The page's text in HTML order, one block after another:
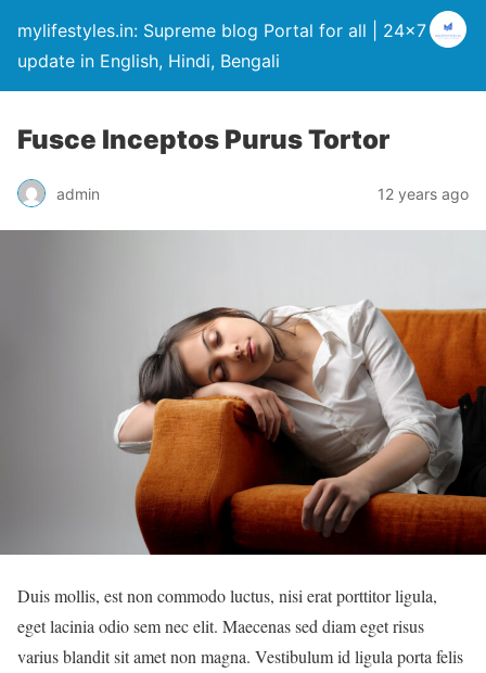
mylifestyles.in: Supreme blog Portal for all | 24×7
update in English, Hindi, Bengali
Fusce Inceptos Purus Tortor
admin 12 years ago
Duis mollis, est non commodo luctus, nisi erat porttitor ligula,
eget lacinia odio sem nec elit. Maecenas sed diam eget risus
varius blandit sit amet non magna. Vestibulum id ligula porta felis